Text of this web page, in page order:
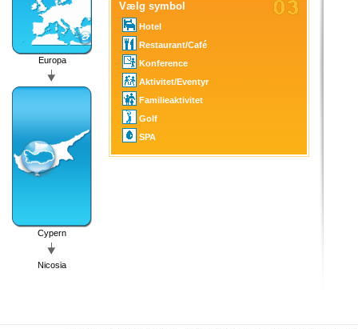
Europa
Cypern
Nicosia
Vælg symbol
Hotel
Restaurant/Café
Konference
Aktivitet/Eventyr
Familieaktivitet
Golf
SPA